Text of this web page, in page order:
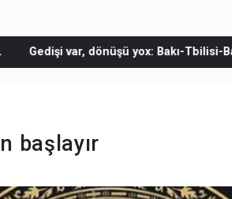
Bakı-Tbilisi-Bakı qatarına bilet
başlayır